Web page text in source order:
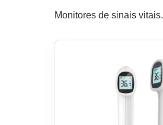
Monitores de sinais vitais.